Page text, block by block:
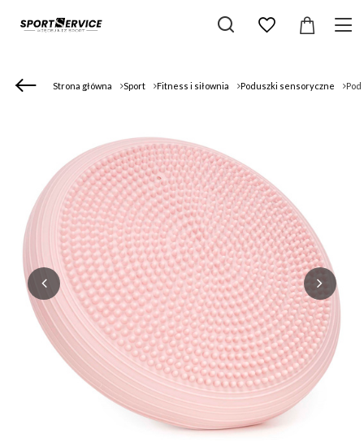
Strona główna Sport Fitness i siłownia Poduszki sensoryczne